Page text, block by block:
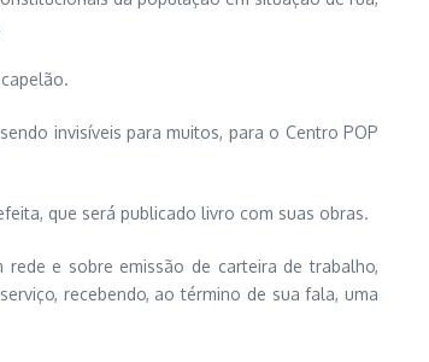
invisíveis para muitos, para o Centro POP
que será publicado livro com suas obras.
e sobre emissão de carteira de trabalho,
recebendo, ao término de sua fala, uma